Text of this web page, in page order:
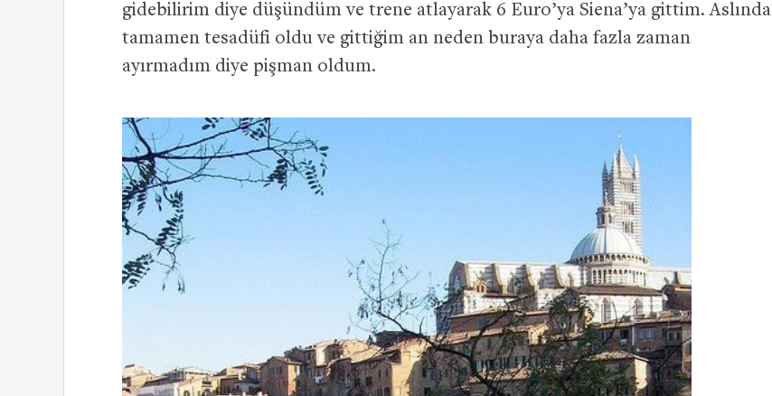
gidebilirim diye düşündüm ve trene atlayarak 6 Euro’ya Siena’ya gittim. Aslında
tamamen tesadüfi oldu ve gittiğim an neden buraya daha fazla zaman
ayırmadım diye pişman oldum.